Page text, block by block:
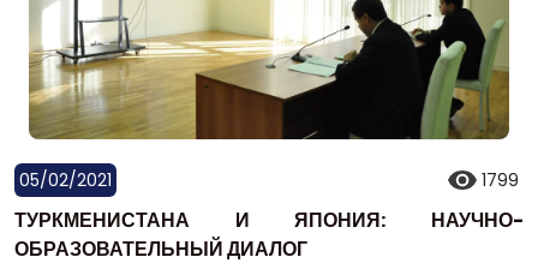
05/02/2021 1799
ТУРКМЕНИСТАНА И ЯПОНИЯ: НАУЧНО-
ОБРАЗОВАТЕЛЬНЫЙ ДИАЛОГ